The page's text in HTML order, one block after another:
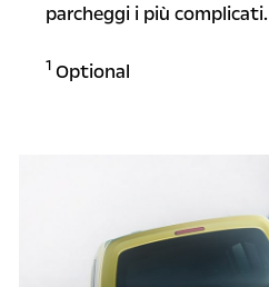
parcheggi i più complicati.
1Optional